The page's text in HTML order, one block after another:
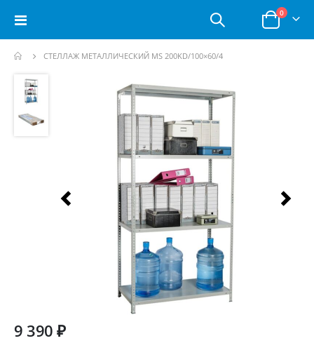
Toggle
Корзина
0позиции
СТЕЛЛАЖ МЕТАЛЛИЧЕСКИЙ MS 200KD/100×60/4
Пропустить
перейти
галереям
9 390 ₽